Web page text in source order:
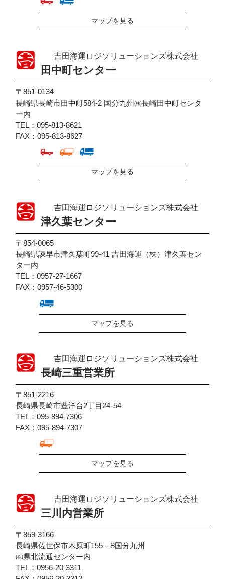
マップを見る
吉田海運ロジソリューションズ株式会社
田中町センター
〒851-0134
長崎県長崎市田中町584-2 国分九州㈱長崎田中町センタ
ー内
TEL：095-813-8621
FAX：095-813-8627
マップを見る
吉田海運ロジソリューションズ株式会社
津久葉センター
〒854-0065
長崎県諫早市津久葉町99-41 吉田海運（株）津久葉セン
ター内
TEL：0957-27-1667
FAX：0957-46-5300
マップを見る
吉田海運ロジソリューションズ株式会社
長崎三重営業所
〒851-2216
長崎県長崎市豊洋台2丁目24-54
TEL：095-894-7306
FAX：095-894-7307
マップを見る
吉田海運ロジソリューションズ株式会社
三川内営業所
〒859-3166
長崎県佐世保市木原町155－8国分九州
㈱県北流通センター内
TEL：0956-20-3311